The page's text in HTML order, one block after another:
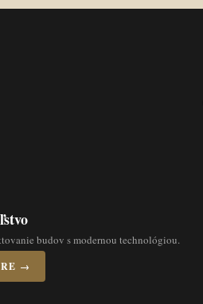
budov s modernou technológiou.
→